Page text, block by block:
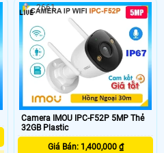
Camera IMOU IPC-F52P 5MP Thẻ
32GB Plastic
Giá Bán: 1,400,000 ₫
2661